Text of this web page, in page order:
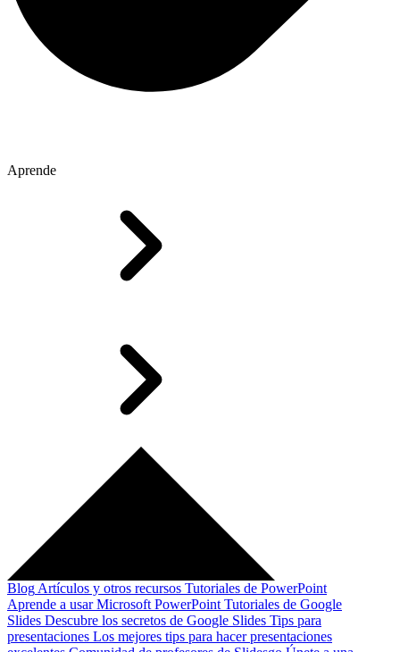
Aprende
Blog Artículos y otros recursos Tutoriales de PowerPoint
Aprende a usar Microsoft PowerPoint Tutoriales de Google
Slides Descubre los secretos de Google Slides Tips para
presentaciones Los mejores tips para hacer presentaciones